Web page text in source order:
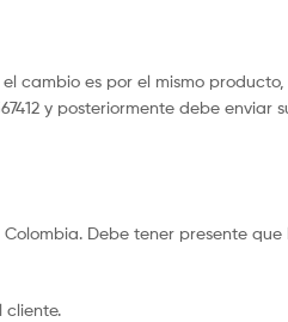
cambio es por el mismo
y posteriormente debe enviar
Debe tener presente
cliente.